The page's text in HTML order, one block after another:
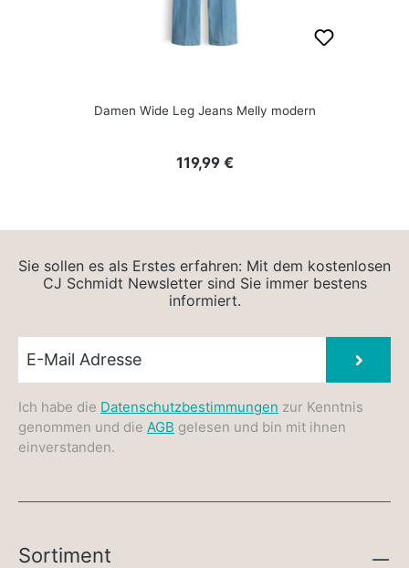
Damen Wide Leg Jeans Melly modern
Regulärer Preis:
119,99 €
Sie sollen es als Erstes erfahren: Mit dem kostenlosen
CJ Schmidt Newsletter sind Sie immer bestens
informiert.
Ich habe die Datenschutzbestimmungen zur Kenntnis
genommen und die AGB gelesen und bin mit ihnen
einverstanden.
Sortiment